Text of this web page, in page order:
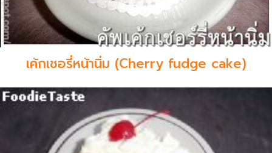
เค้กเชอรี่หน้านิ่ม (Cherry fudge cake)